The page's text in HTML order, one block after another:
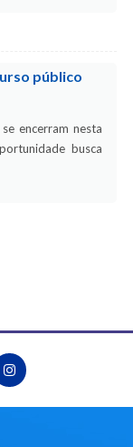
público
encerram nesta
busca